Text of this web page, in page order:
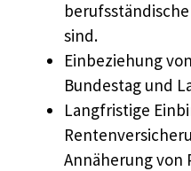
sind.
Einbeziehung
Bundestag und
Langfristige
Annäherung von